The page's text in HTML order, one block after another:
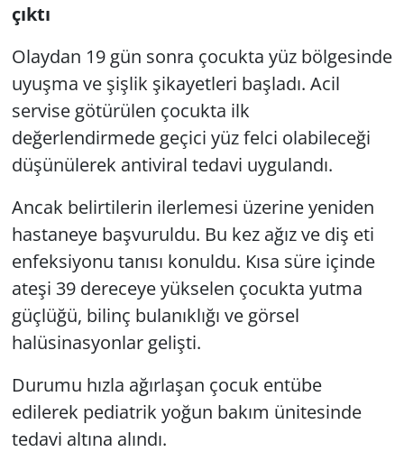
çıktı
Olaydan 19 gün sonra çocukta yüz bölgesinde
uyuşma ve şişlik şikayetleri başladı. Acil
servise götürülen çocukta ilk
değerlendirmede geçici yüz felci olabileceği
düşünülerek antiviral tedavi uygulandı.
Ancak belirtilerin ilerlemesi üzerine yeniden
hastaneye başvuruldu. Bu kez ağız ve diş eti
enfeksiyonu tanısı konuldu. Kısa süre içinde
ateşi 39 dereceye yükselen çocukta yutma
güçlüğü, bilinç bulanıklığı ve görsel
halüsinasyonlar gelişti.
Durumu hızla ağırlaşan çocuk entübe
edilerek pediatrik yoğun bakım ünitesinde
tedavi altına alındı.